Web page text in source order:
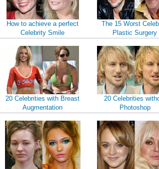
How to achieve a perfect
Celebrity Smile
The 15 Worst
Plastic Surgery
20 Celebrities with Breast
Augmentation
20 Celebrities
Photoshop